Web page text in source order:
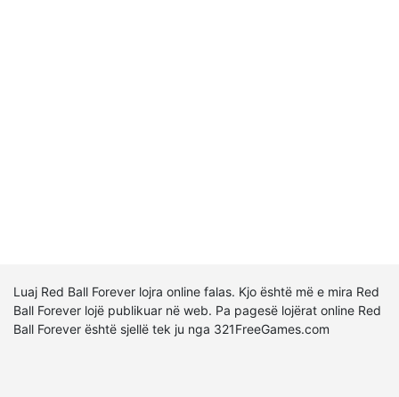
Luaj Red Ball Forever lojra online falas. Kjo është më e mira Red
Ball Forever lojë publikuar në web. Pa pagesë lojërat online Red
Ball Forever është sjellë tek ju nga 321FreeGames.com